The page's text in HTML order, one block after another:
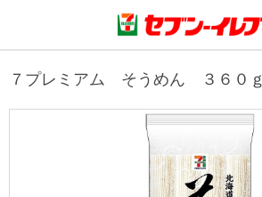
商品のご案内
セール・キャンペーン
７プレミアム そうめん ３６０ｇ